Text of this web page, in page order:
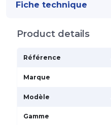
Fiche technique
Product details
Référence
Marque
Modèle
Gamme